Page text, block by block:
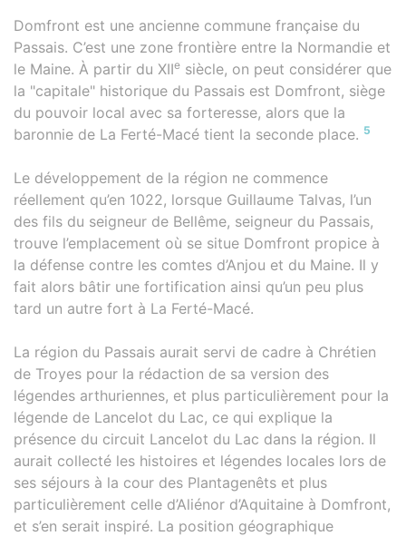
Domfront est une ancienne commune française du
Passais. C’est une zone frontière entre la Normandie et
le Maine. À partir du XIIe siècle, on peut considérer que
la "capitale" historique du Passais est Domfront, siège
du pouvoir local avec sa forteresse, alors que la
baronnie de La Ferté-Macé tient la seconde place. 5
Le développement de la région ne commence
réellement qu’en 1022, lorsque Guillaume Talvas, l’un
des fils du seigneur de Bellême, seigneur du Passais,
trouve l’emplacement où se situe Domfront propice à
la défense contre les comtes d’Anjou et du Maine. Il y
fait alors bâtir une fortification ainsi qu’un peu plus
tard un autre fort à La Ferté-Macé.
La région du Passais aurait servi de cadre à Chrétien
de Troyes pour la rédaction de sa version des
légendes arthuriennes, et plus particulièrement pour la
légende de Lancelot du Lac, ce qui explique la
présence du circuit Lancelot du Lac dans la région. Il
aurait collecté les histoires et légendes locales lors de
ses séjours à la cour des Plantagenêts et plus
particulièrement celle d’Aliénor d’Aquitaine à Domfront,
et s’en serait inspiré. La position géographique